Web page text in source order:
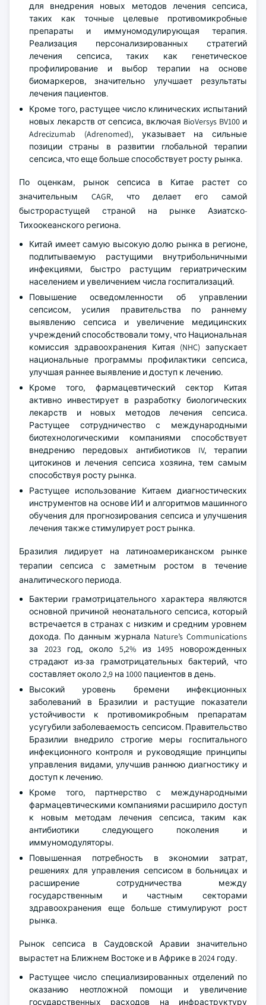
для внедрения новых методов лечения сепсиса,
таких как точные целевые противомикробные
препараты и иммуномодулирующая терапия.
Реализация персонализированных стратегий
лечения сепсиса, таких как генетическое
профилирование и выбор терапии на основе
биомаркеров, значительно улучшает результаты
лечения пациентов.
Кроме того, растущее число клинических испытаний
новых лекарств от сепсиса, включая BioVersys BV100 и
Adrecizumab (Adrenomed), указывает на сильные
позиции страны в развитии глобальной терапии
сепсиса, что еще больше способствует росту рынка.
По оценкам, рынок сепсиса в Китае растет со
значительным CAGR, что делает его самой
быстрорастущей страной на рынке Азиатско-
Тихоокеанского региона.
Китай имеет самую высокую долю рынка в регионе,
подпитываемую растущими внутрибольничными
инфекциями, быстро растущим гериатрическим
населением и увеличением числа госпитализаций.
Повышение осведомленности об управлении
сепсисом, усилия правительства по раннему
выявлению сепсиса и увеличение медицинских
учреждений способствовали тому, что Национальная
комиссия здравоохранения Китая (NHC) запускает
национальные программы профилактики сепсиса,
улучшая раннее выявление и доступ к лечению.
Кроме того, фармацевтический сектор Китая
активно инвестирует в разработку биологических
лекарств и новых методов лечения сепсиса.
Растущее сотрудничество с международными
биотехнологическими компаниями способствует
внедрению передовых антибиотиков IV, терапии
цитокинов и лечения сепсиса хозяина, тем самым
способствуя росту рынка.
Растущее использование Китаем диагностических
инструментов на основе ИИ и алгоритмов машинного
обучения для прогнозирования сепсиса и улучшения
лечения также стимулирует рост рынка.
Бразилия лидирует на латиноамериканском рынке
терапии сепсиса с заметным ростом в течение
аналитического периода.
Бактерии грамотрицательного характера являются
основной причиной неонатального сепсиса, который
встречается в странах с низким и средним уровнем
дохода. По данным журнала Nature’s Communications
за 2023 год, около 5,2% из 1495 новорожденных
страдают из-за грамотрицательных бактерий, что
составляет около 2,9 на 1000 пациентов в день.
Высокий уровень бремени инфекционных
заболеваний в Бразилии и растущие показатели
устойчивости к противомикробным препаратам
усугубили заболеваемость сепсисом. Правительство
Бразилии внедрило строгие меры госпитального
инфекционного контроля и руководящие принципы
управления видами, улучшив раннюю диагностику и
доступ к лечению.
Кроме того, партнерство с международными
фармацевтическими компаниями расширило доступ
к новым методам лечения сепсиса, таким как
антибиотики следующего поколения и
иммуномодуляторы.
Повышенная потребность в экономии затрат,
решениях для управления сепсисом в больницах и
расширение сотрудничества между
государственным и частным секторами
здравоохранения еще больше стимулируют рост
рынка.
Рынок сепсиса в Саудовской Аравии значительно
вырастет на Ближнем Востоке и в Африке в 2024 году.
Растущее число специализированных отделений по
оказанию неотложной помощи и увеличение
государственных расходов на инфраструктуру